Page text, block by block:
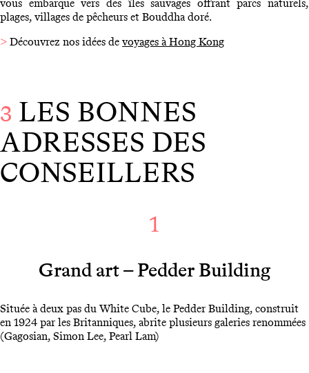
vous embarque vers des îles sauvages offrant parcs naturels,
plages, villages de pêcheurs et Bouddha doré.
> Découvrez nos idées de voyages à Hong Kong
3 LES BONNES
ADRESSES DES
CONSEILLERS
1
Grand art – Pedder Building
Située à deux pas du White Cube, le Pedder Building, construit
en 1924 par les Britanniques, abrite plusieurs galeries renommées
(Gagosian, Simon Lee, Pearl Lam)